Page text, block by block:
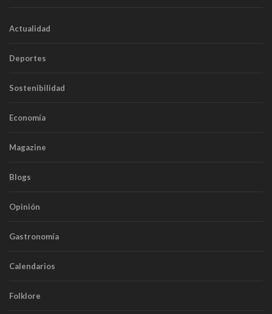
Actualidad
Deportes
Sostenibilidad
Economía
Magazine
Blogs
Opinión
Gastronomía
Calendarios
Folklore